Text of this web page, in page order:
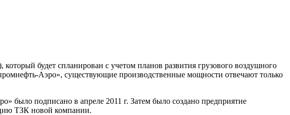
будет спланирован с учетом планов развития грузового воздушного
Аэро», существующие производственные мощности отвечают только
было подписано в апреле 2011 г. Затем было создано предприятие
ТЗК новой компании.